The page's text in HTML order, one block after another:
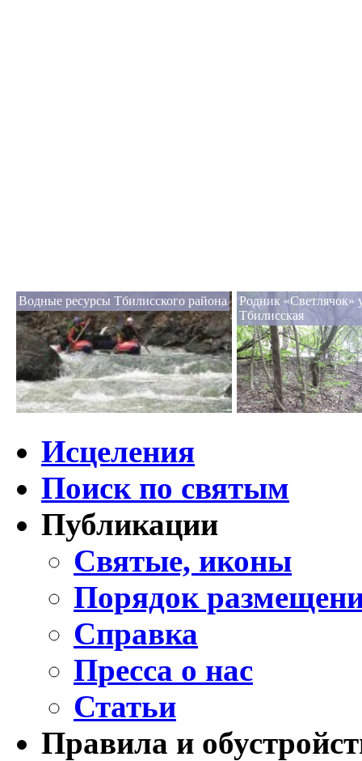
Водные ресурсы Тбилисского района
Родник «Светлячок»
Тбилисская
Исцеления
Поиск по святым
Публикации
Святые, иконы
Порядок
Справка
Пресса о нас
Статьи
Правила и